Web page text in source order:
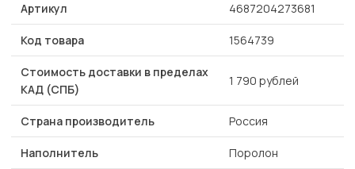
Артикул 4687204273681
Код товара 1564739
Стоимость доставки в пределах
КАД (СПБ)
1 790 рублей
Страна производитель Россия
Наполнитель Поролон